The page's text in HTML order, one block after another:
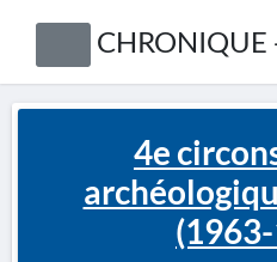
CHRONIQUE
4e